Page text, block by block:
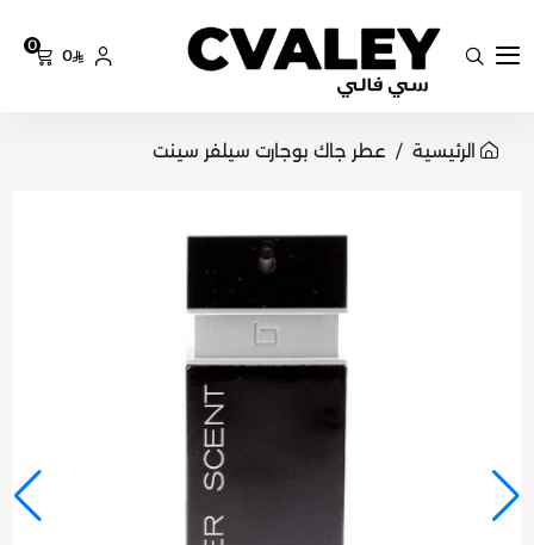
سي فالي
0
0
الرئيسية عطر جاك بوجارت سيلفر سينت